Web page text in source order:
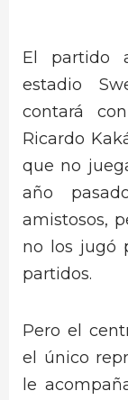
El partido
estadio
contará
Ricardo
que no
año
amistosos,
no los jugó
partidos.
Pero el
el único
le